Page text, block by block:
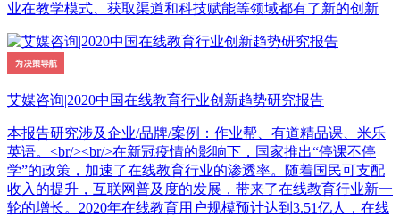
业在教学模式、获取渠道和科技赋能等领域都有了新的创新
艾媒咨询|2020中国在线教育行业创新趋势研究报告
本报告研究涉及企业/品牌/案例：作业帮、有道精品课、米乐
英语。<br/><br/>在新冠疫情的影响下，国家推出“停课不停
学”的政策，加速了在线教育行业的渗透率。随着国民可支配
收入的提升，互联网普及度的发展，带来了在线教育行业新一
轮的增长。2020年在线教育用户规模预计达到3.51亿人，在线